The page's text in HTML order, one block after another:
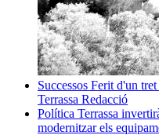
Successos Ferit d'un tret
Terrassa Redacció
Política Terrassa
modernitzar els